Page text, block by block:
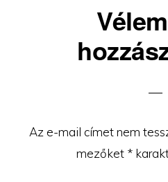
Interactions
Az e-mail címet nem
mezőket *